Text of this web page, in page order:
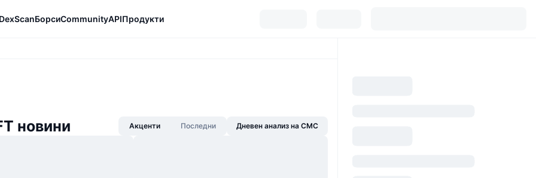
DexScanБорсиCommunityAPIПродукти
новини Акценти Последни Дневен анализ на CMC